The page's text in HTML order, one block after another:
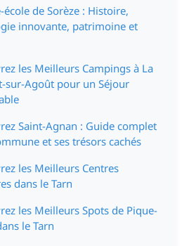
école de Sorèze : Histoire,
innovante, patrimoine et
les Meilleurs Campings à La
sur-Agoût pour un Séjour
Saint-Agnan : Guide complet
et ses trésors cachés
les Meilleurs Centres
dans le Tarn
les Meilleurs Spots de Pique-
le Tarn